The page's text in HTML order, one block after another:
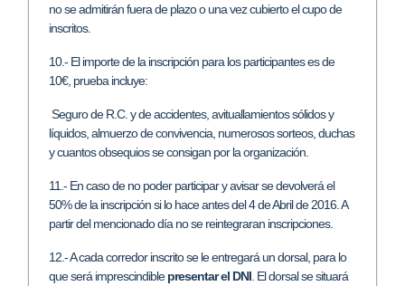
no se admitirán fuera de plazo o una vez cubierto el cupo de
inscritos.
10.- El importe de la inscripción para los participantes es de
10€, prueba incluye:
Seguro de R.C. y de accidentes, avituallamientos sólidos y
líquidos, almuerzo de convivencia, numerosos sorteos, duchas
y cuantos obsequios se consigan por la organización.
11.- En caso de no poder participar y avisar se devolverá el
50% de la inscripción si lo hace antes del 4 de Abril de 2016. A
partir del mencionado día no se reintegraran inscripciones.
12.- A cada corredor inscrito se le entregará un dorsal, para lo
que será imprescindiblepresentar el DNI. El dorsal se situará